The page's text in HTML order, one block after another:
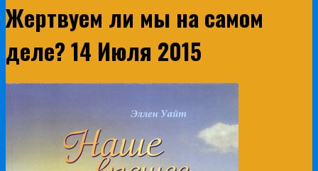
Жертвуем ли мы на самом
деле? 14 Июля 2015